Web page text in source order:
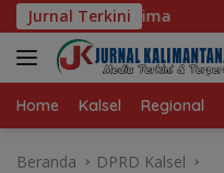
Langsung
ke
konten
Jurnal Terkini
Bagaimana KIP Hadapi
Home Kalsel Regional
Beranda DPRD Kalsel